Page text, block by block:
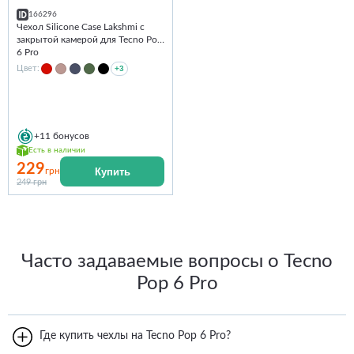
166296
Чехол Silicone Case Lakshmi с
закрытой камерой для Tecno Pop
6 Pro
Цвет: +3
+11 бонусов
Есть в наличии
229грн
249 грн
Купить
Часто задаваемые вопросы о Tecno
Pop 6 Pro
Где купить чехлы на Tecno Pop 6 Pro?